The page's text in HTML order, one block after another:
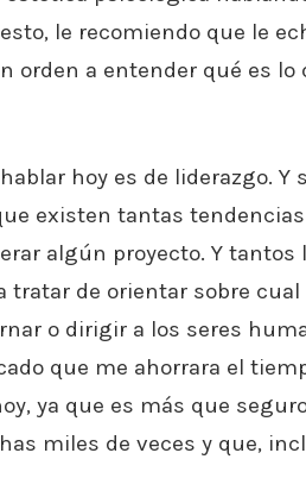
le recomiendo que le
orden a entender qué es
hoy es de liderazgo.
existen tantas
algún proyecto. Y
tratar de orientar sobre
o dirigir a los seres
que me ahorrara el
ya que es más que
miles de veces y que,